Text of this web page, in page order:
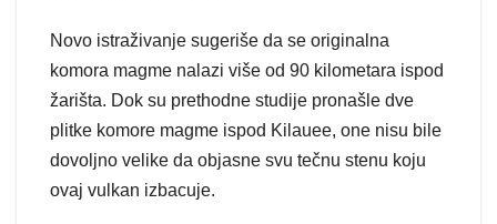
Novo istraživanje sugeriše da se originalna
komora magme nalazi više od 90 kilometara ispod
žarišta. Dok su prethodne studije pronašle dve
plitke komore magme ispod Kilauee, one nisu bile
dovoljno velike da objasne svu tečnu stenu koju
ovaj vulkan izbacuje.